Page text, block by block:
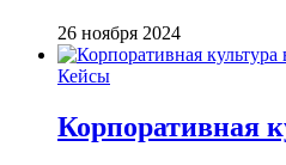
26 ноября 2024
Кейсы
Корпоративная